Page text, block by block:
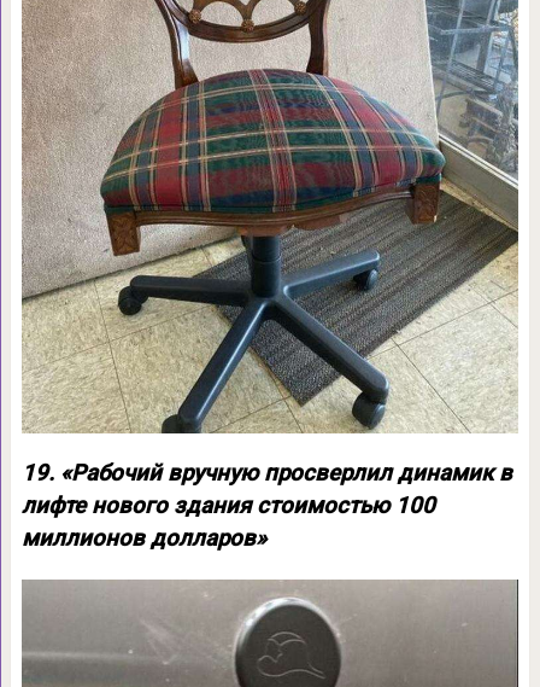
19. «Рабочий вручную просверлил динамик в
лифте нового здания стоимостью 100
миллионов долларов»